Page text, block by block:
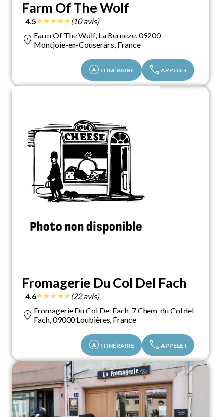
Farm Of The Wolf
4.5★★★★★(10 avis)
location_on Farm Of The Wolf, La Berneze, 09200
Montjoie-en-Couserans, France
assistant_navigation ITINÉRAIRE call APPELER
Fromagerie Du Col Del Fach
4.6★★★★★(22 avis)
location_on Fromagerie Du Col Del Fach, 7 Chem. du Col del
Fach, 09000 Loubières, France
assistant_navigation ITINÉRAIRE call APPELER